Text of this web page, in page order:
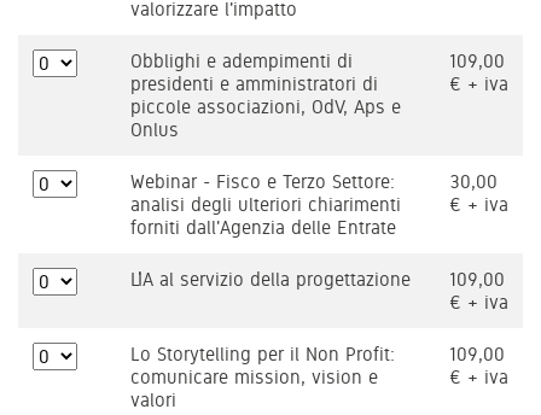
valorizzare l'impatto
Obblighi e adempimenti di
presidenti e amministratori di
piccole associazioni, OdV, Aps e
Onlus
109,00
€ + iva
Webinar - Fisco e Terzo Settore:
analisi degli ulteriori chiarimenti
forniti dall'Agenzia delle Entrate
30,00
€ + iva
L’IA al servizio della progettazione
109,00
€ + iva
Lo Storytelling per il Non Profit:
comunicare mission, vision e
valori
109,00
€ + iva